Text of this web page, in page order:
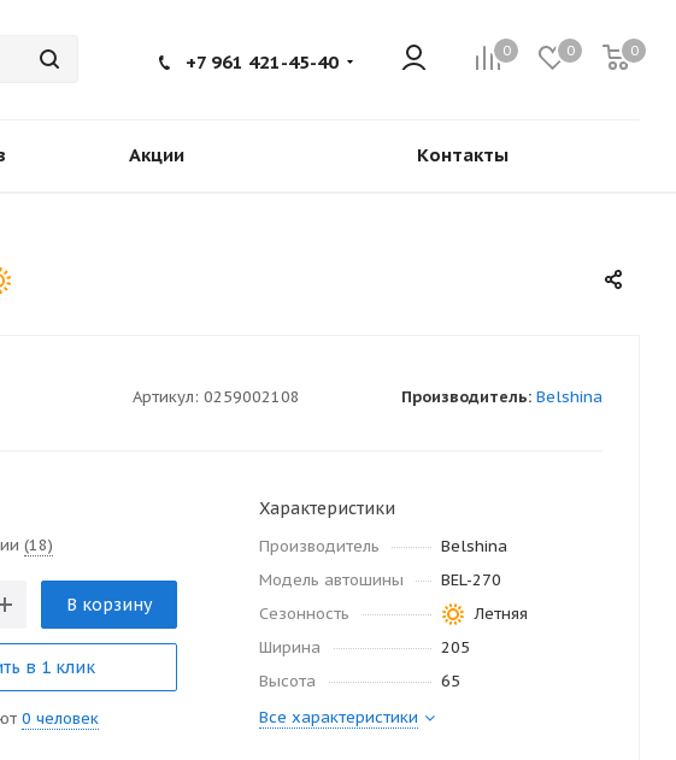
0 0 0
+7 961 421-45-40
Акции Контакты
Артикул: 0259002108 Производитель: Belshina
(18)
В корзину
в 1 клик
0 человек
Характеристики
Производитель
Belshina
Модель автошины
BEL-270
Сезонность
Летняя
Ширина
205
Высота
65
Все характеристики